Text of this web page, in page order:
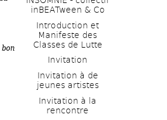
inBEATween & Co
Introduction et
Manifeste des
Classes de Lutte
Invitation
Invitation à de
jeunes artistes
Invitation à la
rencontre